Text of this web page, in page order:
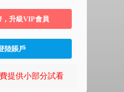
，升級VIP會員
陸賬戶
提供小部分試看